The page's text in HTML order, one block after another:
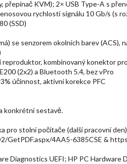
přepínač KVM); 2× USB Type-A s
rychlostí signálu 10 Gb/s (s
(SSD)
se senzorem okolních barev
kombinovaný konektor
(2x2) a Bluetooth 5.4, bez vPro
účinnost, aktivní korekce PFC
konkrétní sestavě.
pro stolní počítače (další pracovní
GetPDF.aspx/4AA5-6385CSE &
Diagnostics UEFI; HP PC Hardware